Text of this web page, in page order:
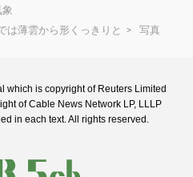
薄雲から形くっきりと
写真
which is copyright of Reuters Limited
of Cable News Network LP, LLLP
in each text. All rights reserved.